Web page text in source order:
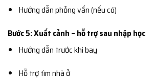
Hướng dẫn phỏng vấn (nếu có)
Bước 5: Xuất cảnh – hỗ trợ sau nhập học
Hướng dẫn trước khi bay
Hỗ trợ tìm nhà ở